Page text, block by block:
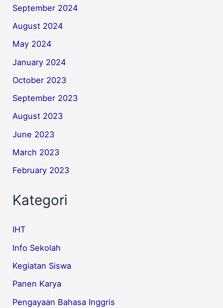
September 2024
August 2024
May 2024
January 2024
October 2023
September 2023
August 2023
June 2023
March 2023
February 2023
Kategori
IHT
Info Sekolah
Kegiatan Siswa
Panen Karya
Pengayaan Bahasa Inggris